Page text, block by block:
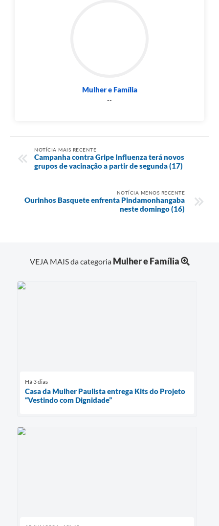
Mulher e Família
--
NOTÍCIA MAIS RECENTE
Campanha contra Gripe Influenza terá novos
grupos de vacinação a partir de segunda (17)
NOTÍCIA MENOS RECENTE
Ourinhos Basquete enfrenta Pindamonhangaba
neste domingo (16)
VEJA MAIS da categoria Mulher e Família
Há 3 dias
Casa da Mulher Paulista entrega Kits do Projeto
“Vestindo com Dignidade”